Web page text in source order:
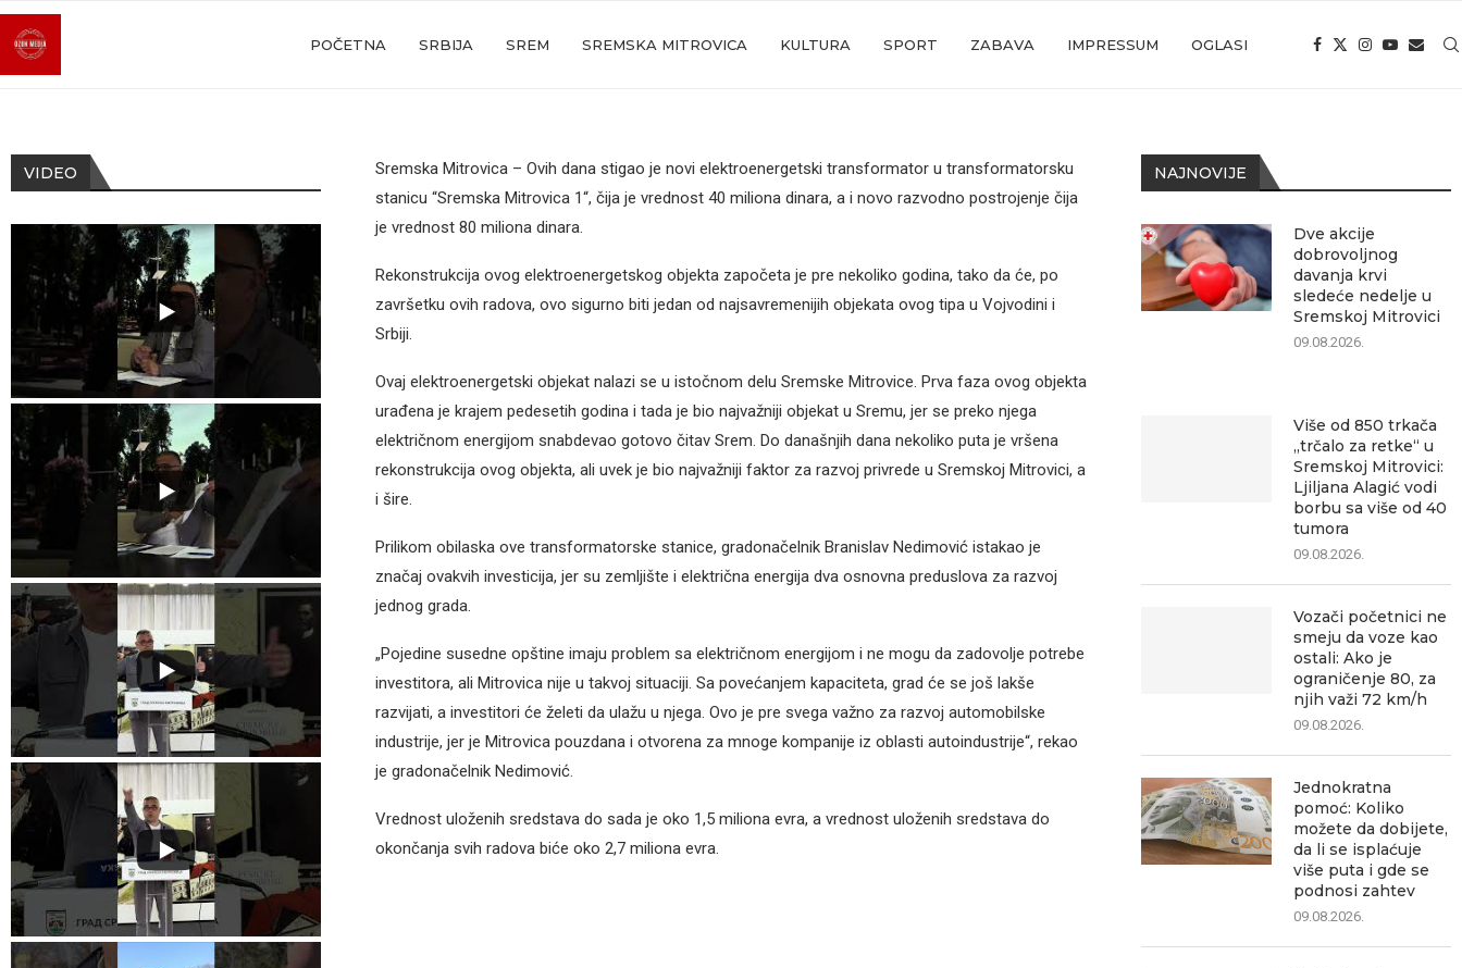
POČETNA SRBIJA SREM SREMSKA MITROVICA KULTURA SPORT ZABAVA IMPRESSUM OGLASI
Sremska Mitrovica – Ovih dana stigao je novi elektroenergetski transformator u transformatorsku
stanicu “Sremska Mitrovica 1“, čija je vrednost 40 miliona dinara, a i novo razvodno postrojenje čija
je vrednost 80 miliona dinara.
Rekonstrukcija ovog elektroenergetskog objekta započeta je pre nekoliko godina, tako da će, po
završetku ovih radova, ovo sigurno biti jedan od najsavremenijih objekata ovog tipa u Vojvodini i
Srbiji.
Ovaj elektroenergetski objekat nalazi se u istočnom delu Sremske Mitrovice. Prva faza ovog objekta
urađena je krajem pedesetih godina i tada je bio najvažniji objekat u Sremu, jer se preko njega
električnom energijom snabdevao gotovo čitav Srem. Do današnjih dana nekoliko puta je vršena
rekonstrukcija ovog objekta, ali uvek je bio najvažniji faktor za razvoj privrede u Sremskoj Mitrovici, a
i šire.
Prilikom obilaska ove transformatorske stanice, gradonačelnik Branislav Nedimović istakao je
značaj ovakvih investicija, jer su zemljište i električna energija dva osnovna preduslova za razvoj
jednog grada.
„Pojedine susedne opštine imaju problem sa električnom energijom i ne mogu da zadovolje potrebe
investitora, ali Mitrovica nije u takvoj situaciji. Sa povećanjem kapaciteta, grad će se još lakše
razvijati, a investitori će želeti da ulažu u njega. Ovo je pre svega važno za razvoj automobilske
industrije, jer je Mitrovica pouzdana i otvorena za mnoge kompanije iz oblasti autoindustrije“, rekao
je gradonačelnik Nedimović.
Vrednost uloženih sredstava do sada je oko 1,5 miliona evra, a vrednost uloženih sredstava do
okončanja svih radova biće oko 2,7 miliona evra.
NAJNOVIJE
Dve akcije
dobrovoljnog
davanja krvi
sledeće nedelje u
Sremskoj Mitrovici
09.08.2026.
Više od 850 trkača
„trčalo za retke“ u
Sremskoj Mitrovici:
Ljiljana Alagić vodi
borbu sa više od 40
tumora
09.08.2026.
Vozači početnici ne
smeju da voze kao
ostali: Ako je
ograničenje 80, za
njih važi 72 km/h
09.08.2026.
Jednokratna
pomoć: Koliko
možete da dobijete,
da li se isplaćuje
više puta i gde se
podnosi zahtev
09.08.2026.
VIDEO